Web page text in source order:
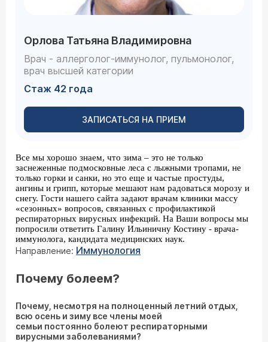
Орлова Татьяна Владимировна
Врач - аллерголог-иммунолог, пульмонолог,
врач высшей категории
Стаж 42 года
ЗАПИСАТЬСЯ НА ПРИЕМ
Все мы хорошо знаем, что зима – это не только
заснеженные подмосковные леса с лыжными тропами, не
только горки и санки, но это еще и частые простуды,
ангины и грипп, которые мешают нам радоваться морозу и
снегу. Гости нашего сайта задают врачам клиники массу
«сезонных» вопросов, связанных с профилактикой
респираторных вирусных инфекций. На Ваши вопросы мы
попросили ответить Галину Ильиничну Костину - врача-
иммунолога, кандидата медицинских наук.
Направление: Иммунология
Почему болеем?
Почему, несмотря на полноценный летний отдых,
всю осень и зиму все члены моей
семьи постоянно болеют респираторными
вирусными заболеваниями?